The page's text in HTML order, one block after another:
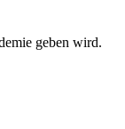
geben wird.